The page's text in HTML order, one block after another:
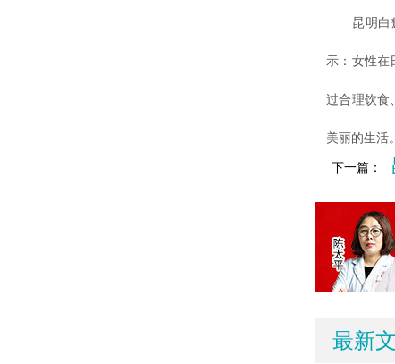
昆明白癜
示：女性在
过合理饮食
美丽的生活。
下一篇：
最新